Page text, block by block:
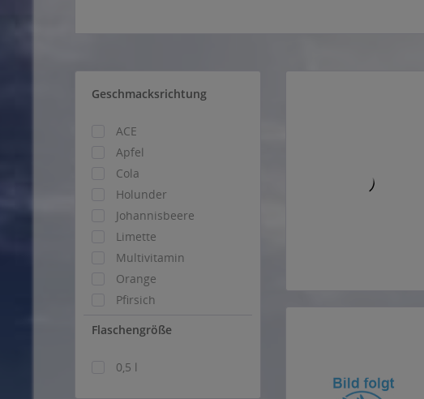
Geschmacksrichtung
ACE
Apfel
Cola
Holunder
Johannisbeere
Limette
Multivitamin
Orange
Pfirsich
Flaschengröße
0,5 l